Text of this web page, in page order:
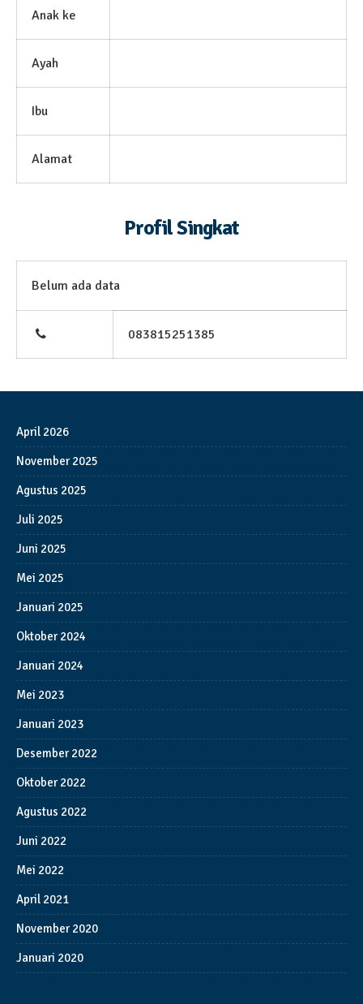
Anak ke
Ayah
Ibu
Alamat
Profil Singkat
Belum ada data
083815251385
April 2026
November 2025
Agustus 2025
Juli 2025
Juni 2025
Mei 2025
Januari 2025
Oktober 2024
Januari 2024
Mei 2023
Januari 2023
Desember 2022
Oktober 2022
Agustus 2022
Juni 2022
Mei 2022
April 2021
November 2020
Januari 2020